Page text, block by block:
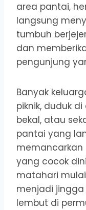
area pantai,
langsung
tumbuh
dan
pengunjung
Banyak
piknik, duduk
bekal, atau
pantai yang
memancarkan
yang cocok
matahari
menjadi
lembut di